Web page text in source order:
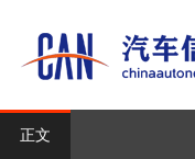
正文